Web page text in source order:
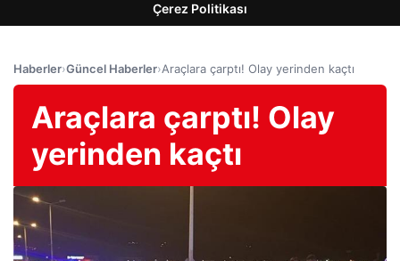
Çerez Politikası
Haberler›Güncel Haberler›Araçlara çarptı! Olay yerinden kaçtı
Araçlara çarptı! Olay
yerinden kaçtı